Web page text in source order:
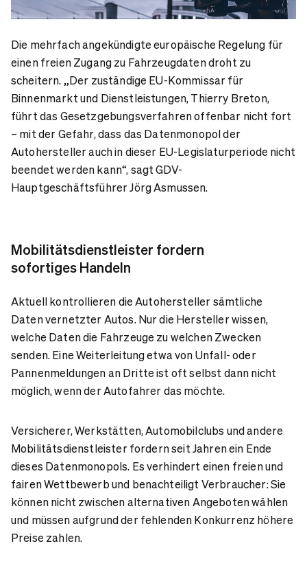
Die mehrfach angekündigte europäische Regelung für
einen freien Zugang zu Fahrzeugdaten droht zu
scheitern. „Der zuständige EU-Kommissar für
Binnenmarkt und Dienstleistungen, Thierry Breton,
führt das Gesetzgebungsverfahren offenbar nicht fort
– mit der Gefahr, dass das Datenmonopol der
Autohersteller auch in dieser EU-Legislaturperiode nicht
beendet werden kann“, sagt GDV-
Hauptgeschäftsführer Jörg Asmussen.
Mobilitätsdienstleister fordern
sofortiges Handeln
Aktuell kontrollieren die Autohersteller sämtliche
Daten vernetzter Autos. Nur die Hersteller wissen,
welche Daten die Fahrzeuge zu welchen Zwecken
senden. Eine Weiterleitung etwa von Unfall- oder
Pannenmeldungen an Dritte ist oft selbst dann nicht
möglich, wenn der Autofahrer das möchte.
Versicherer, Werkstätten, Automobilclubs und andere
Mobilitätsdienstleister fordern seit Jahren ein Ende
dieses Datenmonopols. Es verhindert einen freien und
fairen Wettbewerb und benachteiligt Verbraucher: Sie
können nicht zwischen alternativen Angeboten wählen
und müssen aufgrund der fehlenden Konkurrenz höhere
Preise zahlen.